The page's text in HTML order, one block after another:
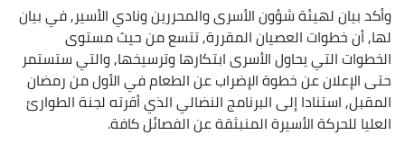
وأكد بيان لهيئة شؤون الأسرى والمحررين ونادي الأسير, في بيان
لها, أن خطوات العصيان المقررة, تتسع من حيث مستوى
الخطوات التي يحاول الأسرى ابتكارها وترسيخها, والتي ستستمر
حتى الإعلان عن خطوة الإضراب عن الطعام في الأول من رمضان
المقبل, استنادا إلى البرنامج النضالي الذي أقرته لجنة الطوارئ
العليا للحركة الأسيرة المنبثقة عن الفصائل كافة.